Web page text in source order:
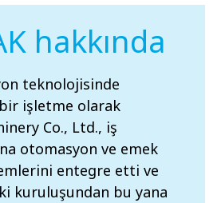
hakkında
teknolojisinde
işletme olarak
Co., Ltd., iş
otomasyon ve emek
entegre etti ve
kuruluşundan bu yana